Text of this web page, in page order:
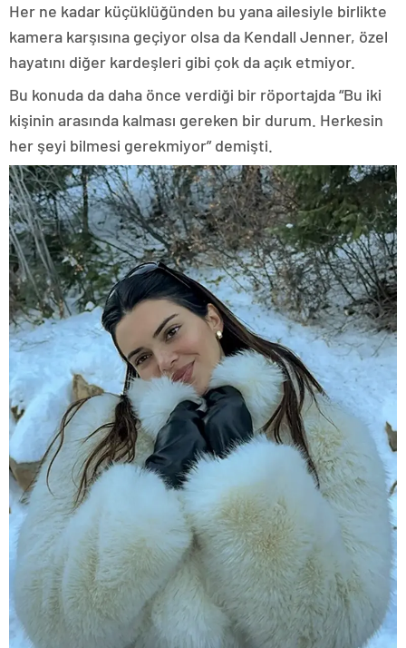
Her ne kadar küçüklüğünden bu yana ailesiyle birlikte
kamera karşısına geçiyor olsa da Kendall Jenner, özel
hayatını diğer kardeşleri gibi çok da açık etmiyor.
Bu konuda da daha önce verdiği bir röportajda “Bu iki
kişinin arasında kalması gereken bir durum. Herkesin
her şeyi bilmesi gerekmiyor” demişti.